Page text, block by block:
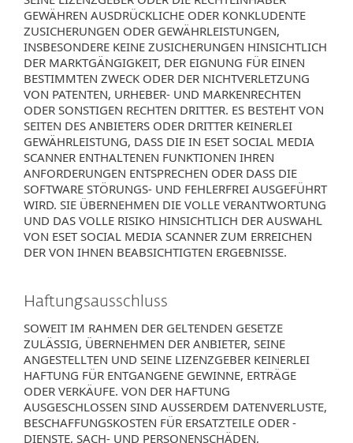
GEWÄHREN AUSDRÜCKLICHE ODER KONKLUDENTE
ZUSICHERUNGEN ODER GEWÄHRLEISTUNGEN,
INSBESONDERE KEINE ZUSICHERUNGEN HINSICHTLICH
DER MARKTGÄNGIGKEIT, DER EIGNUNG FÜR EINEN
BESTIMMTEN ZWECK ODER DER NICHTVERLETZUNG
VON PATENTEN, URHEBER- UND MARKENRECHTEN
ODER SONSTIGEN RECHTEN DRITTER. ES BESTEHT VON
SEITEN DES ANBIETERS ODER DRITTER KEINERLEI
GEWÄHRLEISTUNG, DASS DIE IN ESET SOCIAL MEDIA
SCANNER ENTHALTENEN FUNKTIONEN IHREN
ANFORDERUNGEN ENTSPRECHEN ODER DASS DIE
SOFTWARE STÖRUNGS- UND FEHLERFREI AUSGEFÜHRT
WIRD. SIE ÜBERNEHMEN DIE VOLLE VERANTWORTUNG
UND DAS VOLLE RISIKO HINSICHTLICH DER AUSWAHL
VON ESET SOCIAL MEDIA SCANNER ZUM ERREICHEN
DER VON IHNEN BEABSICHTIGTEN ERGEBNISSE.
Haftungsausschluss
SOWEIT IM RAHMEN DER GELTENDEN GESETZE
ZULÄSSIG, ÜBERNEHMEN DER ANBIETER, SEINE
ANGESTELLTEN UND SEINE LIZENZGEBER KEINERLEI
HAFTUNG FÜR ENTGANGENE GEWINNE, ERTRÄGE
ODER VERKÄUFE. VON DER HAFTUNG
AUSGESCHLOSSEN SIND AUSSERDEM DATENVERLUSTE,
BESCHAFFUNGSKOSTEN FÜR ERSATZTEILE ODER -
DIENSTE, SACH- UND PERSONENSCHÄDEN,